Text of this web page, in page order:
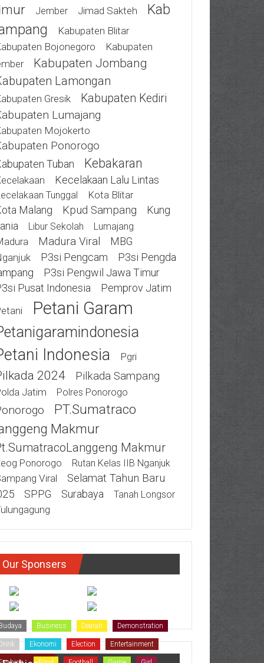
Jember Jimad Sakteh
Kab
Kabupaten Blitar
Bojonegoro
Kabupaten
Kabupaten Jombang
Lamongan
Gresik
Kabupaten Kediri
Lumajang
Mojokerto
Ponorogo
Tuban Kebakaran
Kecelakaan Lalu Lintas
Tunggal Kota Blitar
Malang Kpud Sampang
Kung
Libur Sekolah Lumajang
Madura Viral MBG
P3si Pengcam
P3si Pengda
P3si Pengwil Jawa Timur
Pusat Indonesia
Pemprov Jatim
Petani Garam
Indonesia Pgri
2024 Pilkada Sampang
Jatim Polres Ponorogo
PT.Sumatraco
Makmur
Makmur
Ponorogo Rutan Kelas IIB Nganjuk
Viral
Selamat Tahun Baru
SPPG Surabaya Tanah Longsor
Our Sponsers
Business Dearah Demonstration
Drink Ekonomi Election Entertainment